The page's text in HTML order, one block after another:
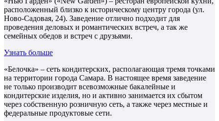
расположенный близко к историческому центру города (ул.
Ново-Садовая, 24). Заведение отлично подходит для
проведения деловых и романтических встреч, а так же
семейных обедов и встреч с друзьями.
Узнать больше
«Белочка» – сеть кондитерских, располагающая тремя точками
на территории города Самара. В настоящее время заведение
не только производит всевозможные бакалейные и
кондитерские изделия, но и активно занимается их сбытом
через собственную розничную сеть, а также через местные и
федеральные продуктовые сети.